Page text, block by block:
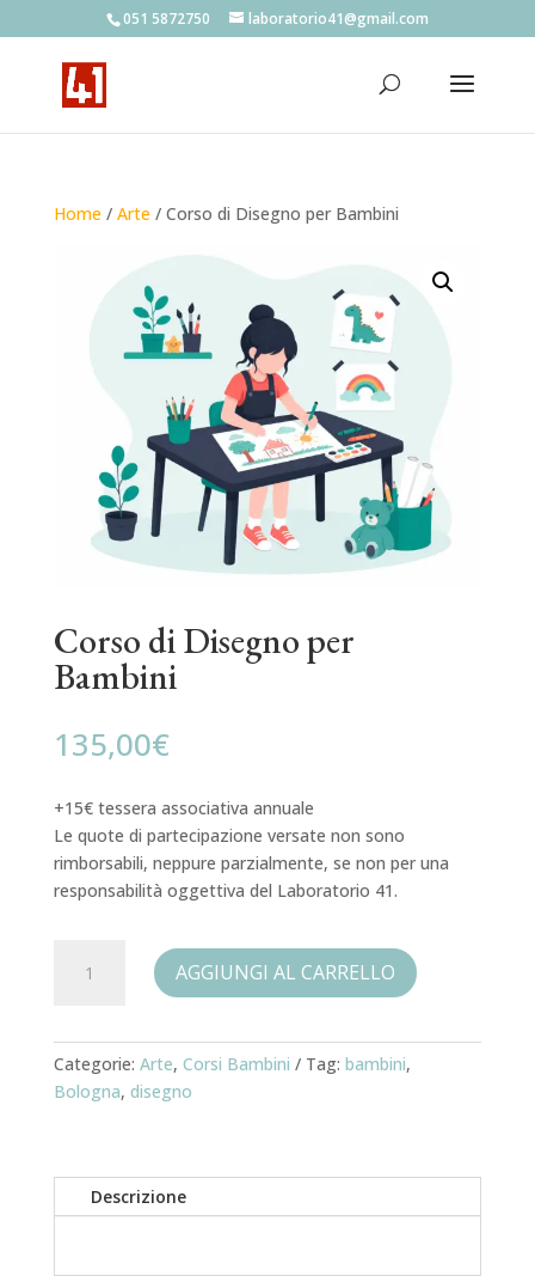
051 5872750 laboratorio41@gmail.com
Home/ Arte/ Corso di Disegno per Bambini
Corso di Disegno per
Bambini
135,00€
+15€ tessera associativa annuale
Le quote di partecipazione versate non sono
rimborsabili, neppure parzialmente, se non per una
responsabilità oggettiva del Laboratorio 41.
Bambini
quantità
AGGIUNGI AL CARRELLO
Categorie: Arte, Corsi Bambini Tag: bambini,
Bologna, disegno
Descrizione